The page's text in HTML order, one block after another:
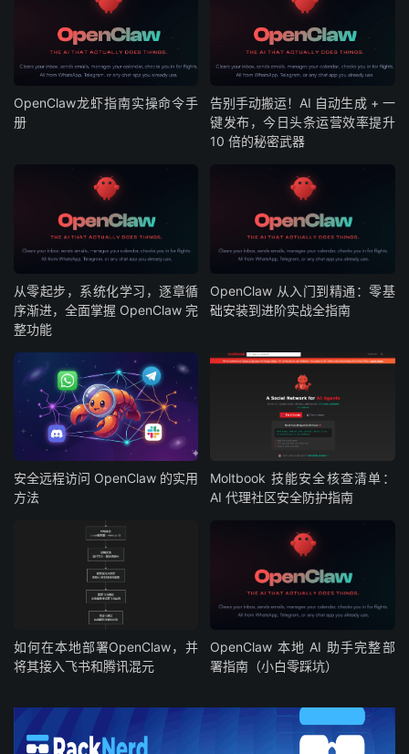
OpenClaw龙虾指南实操命令手
册
告别手动搬运！AI 自动生成 + 一
键发布，今日头条运营效率提升
10 倍的秘密武器
从零起步，系统化学习，逐章循
序渐进，全面掌握 OpenClaw 完
整功能
OpenClaw 从入门到精通：零基
础安装到进阶实战全指南
安全远程访问 OpenClaw 的实用
方法
Moltbook 技能安全核查清单：
AI 代理社区安全防护指南
如何在本地部署OpenClaw，并
将其接入飞书和腾讯混元
OpenClaw 本地 AI 助手完整部
署指南（小白零踩坑）